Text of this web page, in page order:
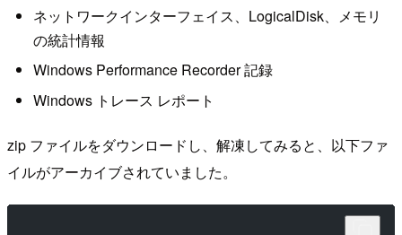
ネットワークインターフェイス、LogicalDisk、メモリ
の統計情報
Windows Performance Recorder 記録
Windows トレース レポート
zip ファイルをダウンロードし、解凍してみると、以下ファ
イルがアーカイブされていました。